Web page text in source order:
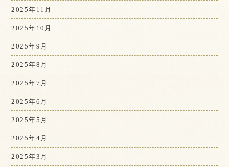
2025年11月
2025年10月
2025年9月
2025年8月
2025年7月
2025年6月
2025年5月
2025年4月
2025年3月